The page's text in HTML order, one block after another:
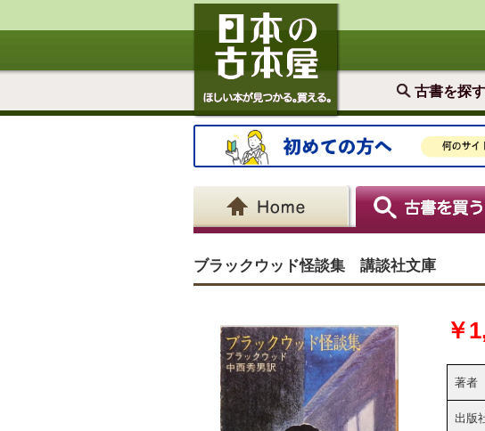
古書を探す
ブラックウッド怪談集 講談社文庫
￥
著者
出版